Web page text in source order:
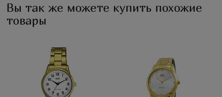
Вы так же можете купить похожие
товары